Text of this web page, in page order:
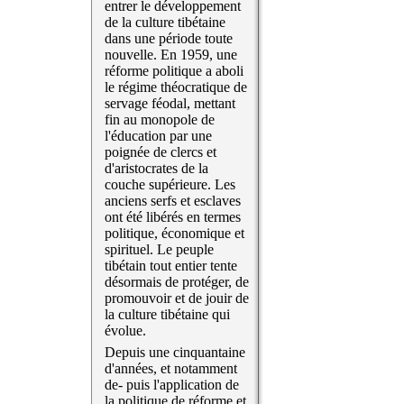
entrer le développement
de la culture tibétaine
dans une période toute
nouvelle. En 1959, une
réforme politique a aboli
le régime théocratique de
servage féodal, mettant
fin au monopole de
l'éducation par une
poignée de clercs et
d'aristocrates de la
couche supérieure. Les
anciens serfs et esclaves
ont été libérés en termes
politique, économique et
spirituel. Le peuple
tibétain tout entier tente
désormais de protéger, de
promouvoir et de jouir de
la culture tibétaine qui
évolue.
Depuis une cinquantaine
d'années, et notamment
de- puis l'application de
la politique de réforme et